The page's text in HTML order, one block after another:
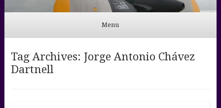
Menu
Tag Archives: Jorge Antonio Chávez
Dartnell